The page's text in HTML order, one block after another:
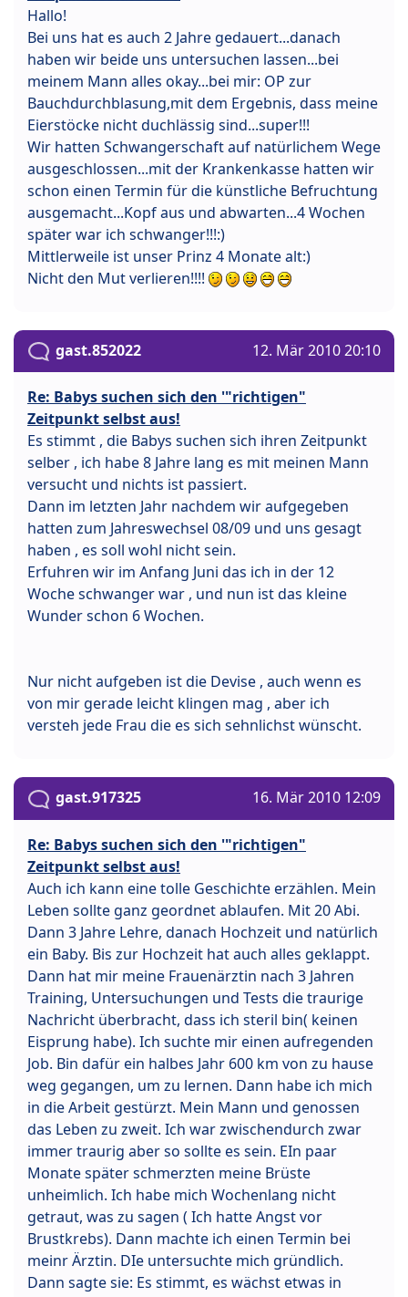
Hallo!
Bei uns hat es auch 2 Jahre gedauert...danach
haben wir beide uns untersuchen lassen...bei
meinem Mann alles okay...bei mir: OP zur
Bauchdurchblasung,mit dem Ergebnis, dass meine
Eierstöcke nicht duchlässig sind...super!!!
Wir hatten Schwangerschaft auf natürlichem Wege
ausgeschlossen...mit der Krankenkasse hatten wir
schon einen Termin für die künstliche Befruchtung
ausgemacht...Kopf aus und abwarten...4 Wochen
später war ich schwanger!!!:)
Mittlerweile ist unser Prinz 4 Monate alt:)
Nicht den Mut verlieren!!!!
gast.852022 12. Mär 2010 20:10
Re: Babys suchen sich den '"richtigen"
Zeitpunkt selbst aus!
Es stimmt , die Babys suchen sich ihren Zeitpunkt
selber , ich habe 8 Jahre lang es mit meinen Mann
versucht und nichts ist passiert.
Dann im letzten Jahr nachdem wir aufgegeben
hatten zum Jahreswechsel 08/09 und uns gesagt
haben , es soll wohl nicht sein.
Erfuhren wir im Anfang Juni das ich in der 12
Woche schwanger war , und nun ist das kleine
Wunder schon 6 Wochen.
Nur nicht aufgeben ist die Devise , auch wenn es
von mir gerade leicht klingen mag , aber ich
versteh jede Frau die es sich sehnlichst wünscht.
gast.917325 16. Mär 2010 12:09
Re: Babys suchen sich den '"richtigen"
Zeitpunkt selbst aus!
Auch ich kann eine tolle Geschichte erzählen. Mein
Leben sollte ganz geordnet ablaufen. Mit 20 Abi.
Dann 3 Jahre Lehre, danach Hochzeit und natürlich
ein Baby. Bis zur Hochzeit hat auch alles geklappt.
Dann hat mir meine Frauenärztin nach 3 Jahren
Training, Untersuchungen und Tests die traurige
Nachricht überbracht, dass ich steril bin( keinen
Eisprung habe). Ich suchte mir einen aufregenden
Job. Bin dafür ein halbes Jahr 600 km von zu hause
weg gegangen, um zu lernen. Dann habe ich mich
in die Arbeit gestürzt. Mein Mann und genossen
das Leben zu zweit. Ich war zwischendurch zwar
immer traurig aber so sollte es sein. EIn paar
Monate später schmerzten meine Brüste
unheimlich. Ich habe mich Wochenlang nicht
getraut, was zu sagen ( Ich hatte Angst vor
Brustkrebs). Dann machte ich einen Termin bei
meinr Ärztin. DIe untersuchte mich gründlich.
Dann sagte sie: Es stimmt, es wächst etwas in